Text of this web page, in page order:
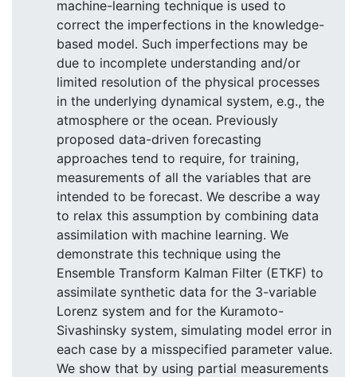
machine-learning technique is used to
correct the imperfections in the knowledge-
based model. Such imperfections may be
due to incomplete understanding and/or
limited resolution of the physical processes
in the underlying dynamical system, e.g., the
atmosphere or the ocean. Previously
proposed data-driven forecasting
approaches tend to require, for training,
measurements of all the variables that are
intended to be forecast. We describe a way
to relax this assumption by combining data
assimilation with machine learning. We
demonstrate this technique using the
Ensemble Transform Kalman Filter (ETKF) to
assimilate synthetic data for the 3-variable
Lorenz system and for the Kuramoto-
Sivashinsky system, simulating model error in
each case by a misspecified parameter value.
We show that by using partial measurements